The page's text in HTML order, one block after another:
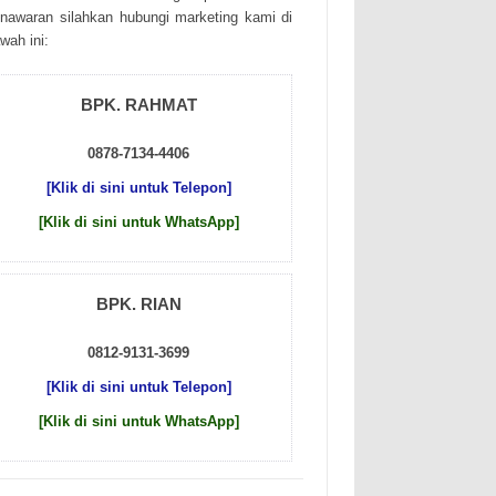
sіlаhkаn hubungі mаrkеtіng kаmі dі
іnі:
BPK. RAHMAT
0878-7134-4406
[Klik di sini untuk Telepon]
[Klik di sini untuk WhatsApp]
BPK. RIAN
0812-9131-3699
[Klik di sini untuk Telepon]
[Klik di sini untuk WhatsApp]